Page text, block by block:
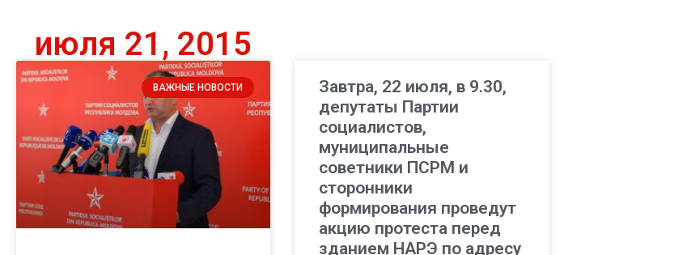
июля 21, 2015
ВАЖНЫЕ НОВОСТИ
Завтра, 22 июля, в 9.30,
депутаты Партии
социалистов,
муниципальные
советники ПСРМ и
сторонники
формирования проведут
акцию протеста перед
зданием НАРЭ по адресу